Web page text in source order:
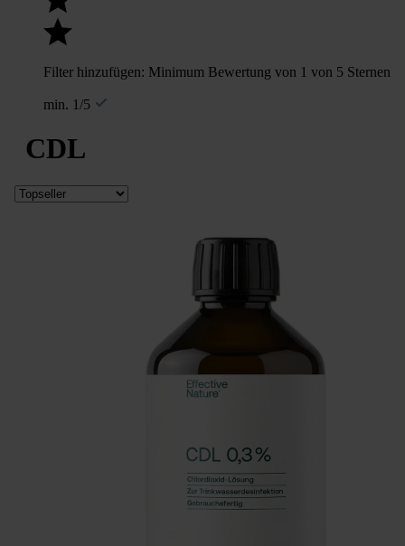
Filter hinzufügen: Minimum Bewertung von 1 von 5 Sternen
min. 1/5
CDL